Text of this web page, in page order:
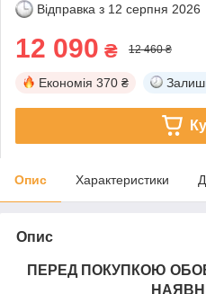
Відправка з 12 серпня 2026
12 090 ₴ 12 460 ₴
Економія 370 ₴
Опис Характеристики
Опис
ПЕРЕД ПОКУПКОЮ